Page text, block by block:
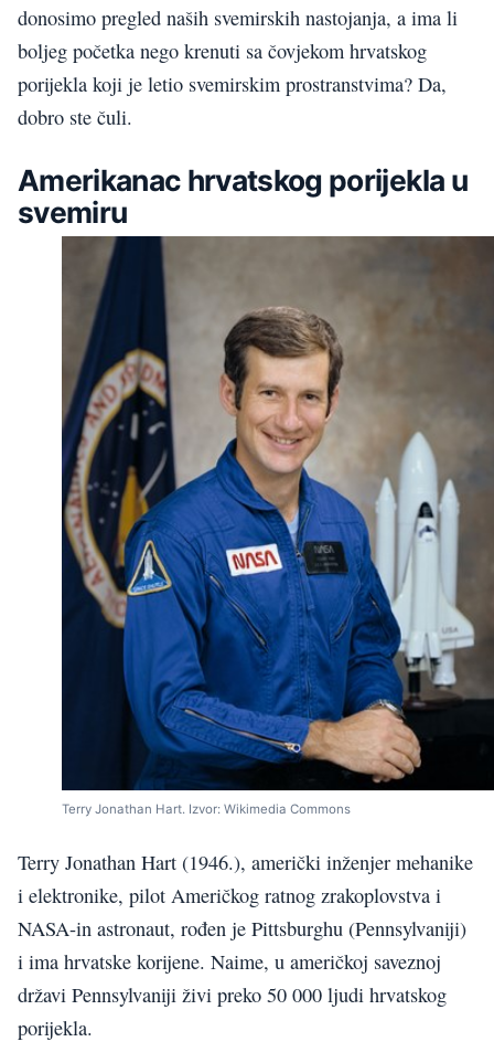
donosimo pregled naših svemirskih nastojanja, a ima li
boljeg početka nego krenuti sa čovjekom hrvatskog
porijekla koji je letio svemirskim prostranstvima? Da,
dobro ste čuli.
Amerikanac hrvatskog porijekla u
svemiru
Terry Jonathan Hart. Izvor: Wikimedia Commons
Terry Jonathan Hart (1946.), američki inženjer mehanike
i elektronike, pilot Američkog ratnog zrakoplovstva i
NASA-in astronaut, rođen je Pittsburghu (Pennsylvaniji)
i ima hrvatske korijene. Naime, u američkoj saveznoj
državi Pennsylvaniji živi preko 50 000 ljudi hrvatskog
porijekla.